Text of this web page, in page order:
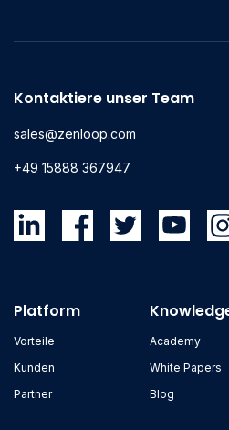
Kontaktiere unser Team
sales@zenloop.com
+49 15888 367947
Platform
Vorteile
Kunden
Partner
Academy
White Papers
Blog